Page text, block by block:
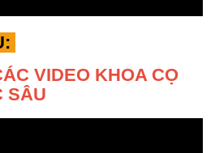
VIDEO KHOA CỌ
SÂU